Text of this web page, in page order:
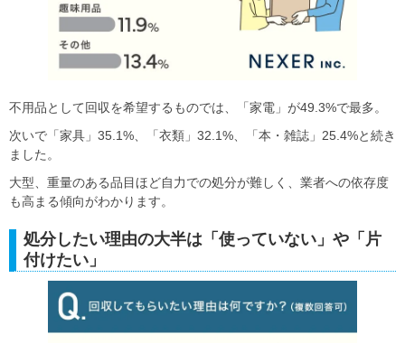
不用品として回収を希望するものでは、「家電」が49.3%で最多。
次いで「家具」35.1%、「衣類」32.1%、「本・雑誌」25.4%と続き
ました。
大型、重量のある品目ほど自力での処分が難しく、業者への依存度
も高まる傾向がわかります。
処分したい理由の大半は「使っていない」や「片
付けたい」